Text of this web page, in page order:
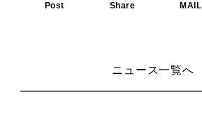
Post Share MAIL
ニュース一覧へ